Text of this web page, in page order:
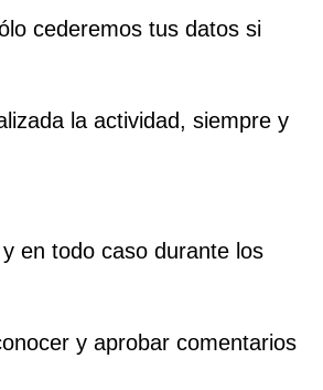
cederemos tus datos si
la actividad, siempre y
en todo caso durante los
y aprobar comentarios